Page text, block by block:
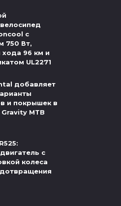
с
750 Вт,
хода 96 км и
UL2271
добавляет
и покрышек в
MTB
с
колеса